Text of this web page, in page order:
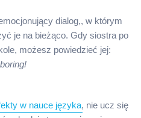
dialog,, w którym
je na bieżąco. Gdy siostra po
możesz powiedzieć jej:
w nauce języka, nie ucz się